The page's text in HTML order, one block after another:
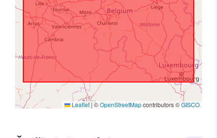
Leaflet|©OpenStreetMapcontributors ©GISCO